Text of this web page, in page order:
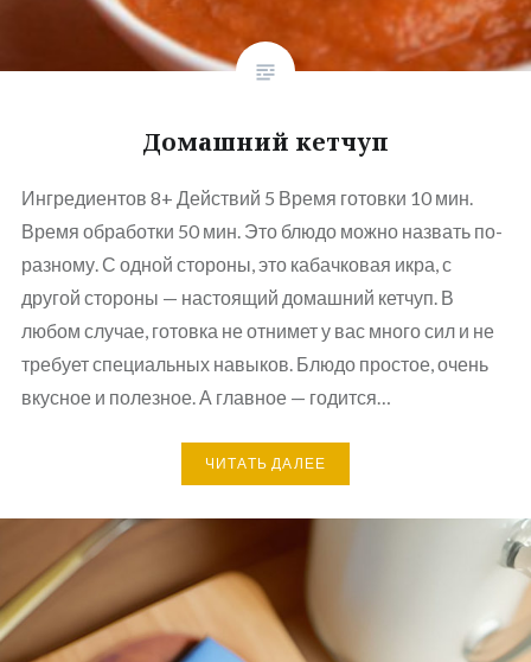
Домашний кетчуп
Ингредиентов 8+ Действий 5 Время готовки 10 мин.
Время обработки 50 мин. Это блюдо можно назвать по-
разному. С одной стороны, это кабачковая икра, с
другой стороны — настоящий домашний кетчуп. В
любом случае, готовка не отнимет у вас много сил и не
требует специальных навыков. Блюдо простое, очень
вкусное и полезное. А главное — годится…
ЧИТАТЬ ДАЛЕЕ